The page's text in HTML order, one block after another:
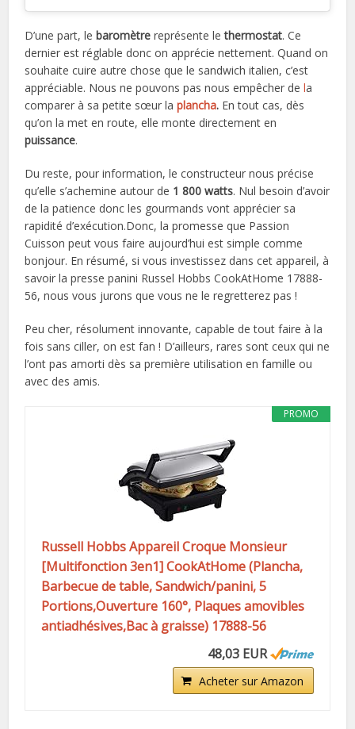
D’une part, le baromètre représente lethermostat. Ce
dernier est réglable donc on apprécie nettement. Quand on
souhaite cuire autre chose que le sandwich italien, c’est
appréciable. Nous ne pouvons pas nous empêcher de la
comparer à sa petite sœur laplancha. En tout cas, dès
qu’on la met en route, elle monte directement en
puissance.
Du reste, pour information, le constructeur nous précise
qu’elle s’achemine autour de 1 800 watts. Nul besoin d’avoir
de la patience donc les gourmands vont apprécier sa
rapidité d’exécution.Donc, la promesse que Passion
Cuisson peut vous faire aujourd’hui est simple comme
bonjour. En résumé, si vous investissez dans cet appareil, à
savoir la presse panini Russel Hobbs CookAtHome 17888-
56, nous vous jurons que vous ne le regretterez pas !
Peu cher, résolument innovante, capable de tout faire à la
fois sans ciller, on est fan ! D’ailleurs, rares sont ceux qui ne
l’ont pas amorti dès sa première utilisation en famille ou
avec des amis.
PROMO
Russell Hobbs Appareil Croque Monsieur
[Multifonction 3en1] CookAtHome (Plancha,
Barbecue de table, Sandwich/panini, 5
Portions,Ouverture 160°, Plaques amovibles
antiadhésives,Bac à graisse) 17888-56
48,03 EUR
Acheter sur Amazon